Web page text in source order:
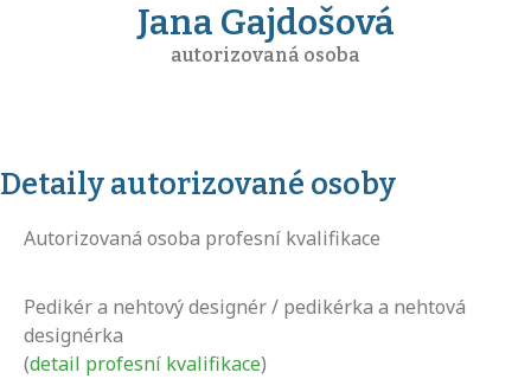
Jana Gajdošová
autorizovaná osoba
Detaily autorizované osoby
Autorizovaná osoba profesní kvalifikace
Pedikér a nehtový designér / pedikérka a nehtová
designérka
(detail profesní kvalifikace)